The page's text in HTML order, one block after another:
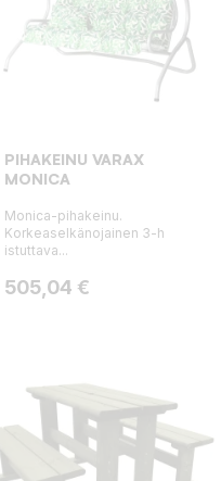
PIHAKEINU VARAX
MONICA
Monica-pihakeinu.
Korkeaselkänojainen 3-h
istuttava...
Hinta
505,04 €